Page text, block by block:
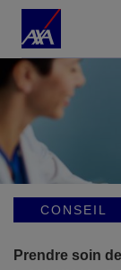
Accéder au
CONSEIL
Prendre soin